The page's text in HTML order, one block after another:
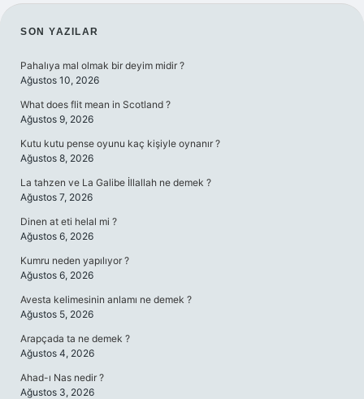
SIDEBAR
SON YAZILAR
Pahalıya mal olmak bir deyim midir ?
Ağustos 10, 2026
What does flit mean in Scotland ?
Ağustos 9, 2026
Kutu kutu pense oyunu kaç kişiyle oynanır ?
Ağustos 8, 2026
La tahzen ve La Galibe İllallah ne demek ?
Ağustos 7, 2026
Dinen at eti helal mi ?
Ağustos 6, 2026
Kumru neden yapılıyor ?
Ağustos 6, 2026
Avesta kelimesinin anlamı ne demek ?
Ağustos 5, 2026
Arapçada ta ne demek ?
Ağustos 4, 2026
Ahad-ı Nas nedir ?
Ağustos 3, 2026